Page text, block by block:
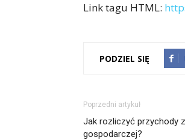
Link tagu HTML:
PODZIEL SIĘ
Poprzedni artykuł
Jak rozliczyć przychody
gospodarczej?